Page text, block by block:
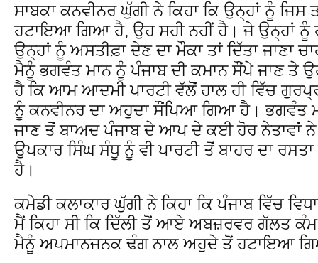
ਸਾਬਕਾ ਕਨਵੀਨਰ ਘੁੱਗੀ ਨੇ ਕਿਹਾ ਕਿ ਉਨ੍ਹਾਂ ਨੂੰ
ਹਟਾਇਆ ਗਿਆ ਹੈ, ਉਹ ਸਹੀ ਨਹੀਂ ਹੈ। ਜੇ ਉਨ੍ਹਾਂ ਨੂੰ
ਉਨ੍ਹਾਂ ਨੂੰ ਅਸਤੀਫ਼ਾ ਦੇਣ ਦਾ ਮੌਕਾ ਤਾਂ ਦਿੱਤਾ ਜਾਣਾ
ਮੈਨੂੰ ਭਗਵੰਤ ਮਾਨ ਨੂੰ ਪੰਜਾਬ ਦੀ ਕਮਾਨ ਸੌਂਪੇ ਜਾਣ ਤੇ
ਹੈ ਕਿ ਆਮ ਆਦਮੀ ਪਾਰਟੀ ਵੱਲੋਂ ਹਾਲ ਹੀ ਵਿੱਚ
ਨੂੰ ਕਨਵੀਨਰ ਦਾ ਅਹੁਦਾ ਸੌਂਪਿਆ ਗਿਆ ਹੈ। ਭਗਵੰਤ
ਜਾਣ ਤੋਂ ਬਾਅਦ ਪੰਜਾਬ ਦੇ ਆਪ ਦੇ ਕਈ ਹੋਰ ਨੇਤਾਵਾਂ ਨੇ
ਉਪਕਾਰ ਸਿੰਘ ਸੰਧੂ ਨੂੰ ਵੀ ਪਾਰਟੀ ਤੋਂ ਬਾਹਰ ਦਾ ਰਸਤਾ
ਹੈ।
ਕਮੇਡੀ ਕਲਾਕਾਰ ਘੁੱਗੀ ਨੇ ਕਿਹਾ ਕਿ ਪੰਜਾਬ ਵਿੱਚ
ਮੈਂ ਕਿਹਾ ਸੀ ਕਿ ਦਿੱਲੀ ਤੋਂ ਆਏ ਅਬਜ਼ਰਵਰ ਗੱਲਤ
ਮੈਨੂੰ ਅਪਮਾਨਜਨਕ ਢੰਗ ਨਾਲ ਅਹੁਦੇ ਤੋਂ ਹਟਾਇਆ